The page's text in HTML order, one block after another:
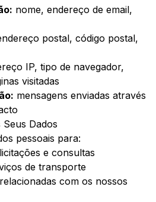
nome, endereço de email,
postal, código postal,
IP, tipo de navegador,
visitadas
mensagens enviadas através
Dados
pessoais para:
e consultas
de transporte
com os nossos